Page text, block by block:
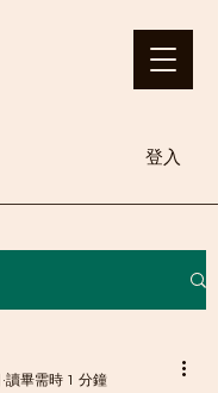
登入
讀畢需時 1 分鐘